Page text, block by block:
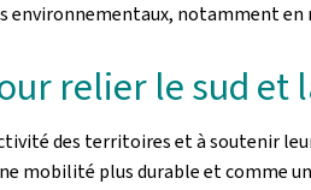
environnementaux, notamment
relier le sud et
des territoires et à soutenir
mobilité plus durable et comme